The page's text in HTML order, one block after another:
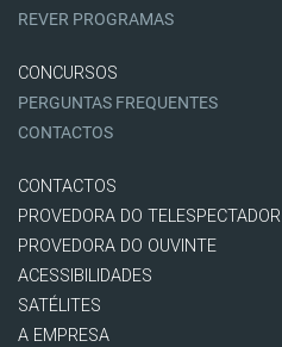
REVER PROGRAMAS
CONCURSOS
PERGUNTAS FREQUENTES
CONTACTOS
CONTACTOS
PROVEDORA DO TELESPECTADOR
PROVEDORA DO OUVINTE
ACESSIBILIDADES
SATÉLITES
A EMPRESA